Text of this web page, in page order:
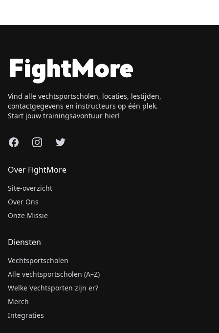
Vind alle vechtsportscholen, locaties, lestijden,
contactgegevens en instructeurs op één plek.
Start jouw trainingsavontuur hier!
FacebookInstagram
X
Over FightMore
Site-overzicht
Over Ons
Onze Missie
Diensten
Vechtsportscholen
Alle vechtsportscholen (A–Z)
Welke Vechtsporten zijn er?
Merch
Integraties